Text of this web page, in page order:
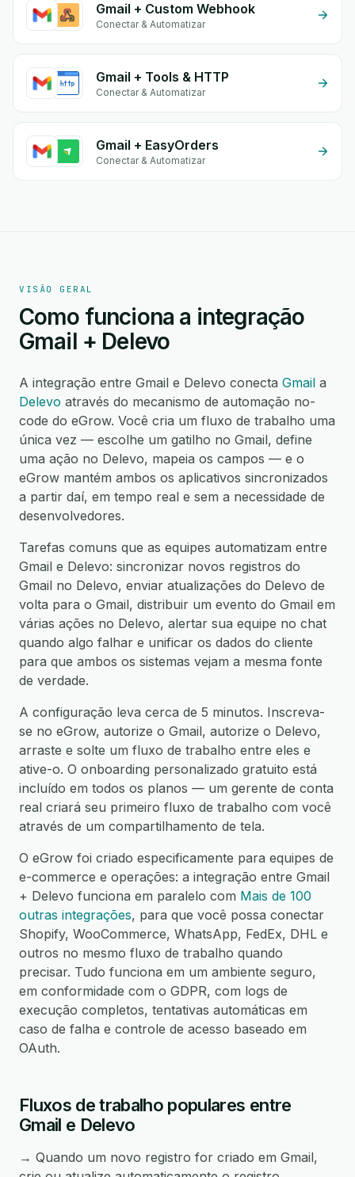
Gmail + Custom Webhook
Conectar & Automatizar
Gmail + Tools & HTTP
Conectar & Automatizar
Gmail + EasyOrders
Conectar & Automatizar
VISÃO GERAL
Como funciona a integração
Gmail + Delevo
A integração entre Gmail e Delevo conecta Gmail a
Delevo através do mecanismo de automação no-
code do eGrow. Você cria um fluxo de trabalho uma
única vez — escolhe um gatilho no Gmail, define
uma ação no Delevo, mapeia os campos — e o
eGrow mantém ambos os aplicativos sincronizados
a partir daí, em tempo real e sem a necessidade de
desenvolvedores.
Tarefas comuns que as equipes automatizam entre
Gmail e Delevo: sincronizar novos registros do
Gmail no Delevo, enviar atualizações do Delevo de
volta para o Gmail, distribuir um evento do Gmail em
várias ações no Delevo, alertar sua equipe no chat
quando algo falhar e unificar os dados do cliente
para que ambos os sistemas vejam a mesma fonte
de verdade.
A configuração leva cerca de 5 minutos. Inscreva-
se no eGrow, autorize o Gmail, autorize o Delevo,
arraste e solte um fluxo de trabalho entre eles e
ative-o. O onboarding personalizado gratuito está
incluído em todos os planos — um gerente de conta
real criará seu primeiro fluxo de trabalho com você
através de um compartilhamento de tela.
O eGrow foi criado especificamente para equipes de
e-commerce e operações: a integração entre Gmail
+ Delevo funciona em paralelo com Mais de 100
outras integrações, para que você possa conectar
Shopify, WooCommerce, WhatsApp, FedEx, DHL e
outros no mesmo fluxo de trabalho quando
precisar. Tudo funciona em um ambiente seguro,
em conformidade com o GDPR, com logs de
execução completos, tentativas automáticas em
caso de falha e controle de acesso baseado em
OAuth.
Fluxos de trabalho populares entre
Gmail e Delevo
→ Quando um novo registro for criado em Gmail,